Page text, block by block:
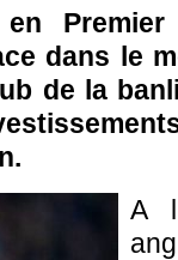
Premier
dans le
de la
A